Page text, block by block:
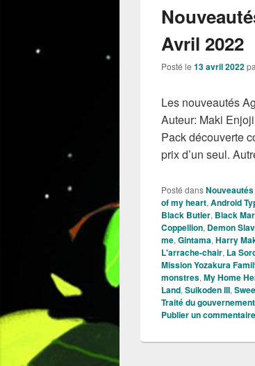
Avril 2022
Posté le 13 avril 2022
Les nouveautés
Auteur: Maki
Pack découverte
prix d’un seul.
Posté dans
of my heart,Android
Black Butler, Black
Coppellion, Demon
me,Gintama,Harry
L'arrache-chair, La
Mission Yozakura
monstres,My Home
Land,Suikoden III,
Traité du
Publier un commentaire